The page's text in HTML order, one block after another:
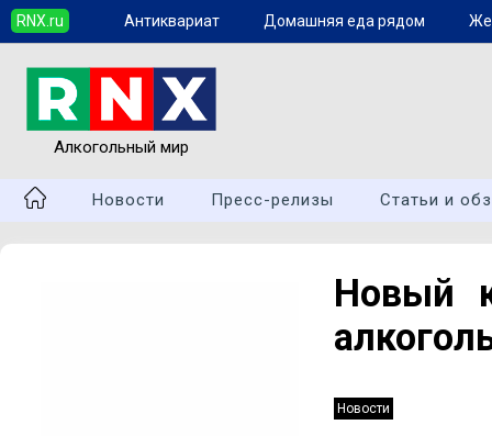
RNX.ru Антиквариат Домашняя еда рядом
Алкогольный мир
Новости Пресс-релизы Статьи и
Новый
Новости